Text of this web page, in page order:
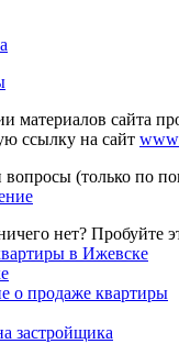
материалов сайта
ссылку на сайт
(только по
нет? Пробуйте
в Ижевске
о продаже квартиры
застройщика